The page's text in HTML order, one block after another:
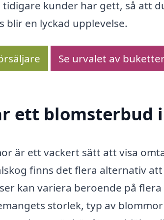
kunder har gett, så att
blir en lyckad upplevelse.
Se urvalet av
ett blomsterbud i
är ett vackert sätt att visa
finns det flera alternativ
kan variera beroende på
storlek, typ av